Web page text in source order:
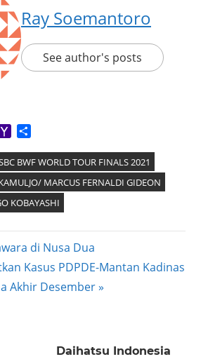
Ray Soemantoro
See author's posts
GmailYahoo
BWF WORLD TOUR FINALS 2021
MARCUS FERNALDI GIDEON
KOBAYASHI
di Nusa Dua
Kasus PDPDE-Mantan Kadinas
Akhir Desember
Daihatsu Indonesia